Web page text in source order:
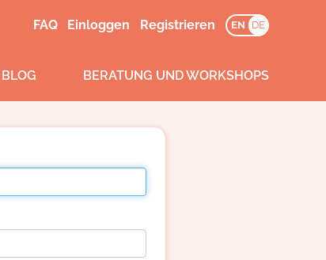
FAQ Einloggen Registrieren EN DE
BLOG BERATUNG UND WORKSHOPS